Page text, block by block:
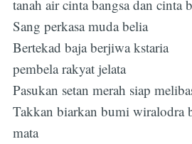
tanah air cinta bangsa dan cinta
Sang perkasa muda belia
Bertekad baja berjiwa kstaria
pembela rakyat jelata
Pasukan setan merah siap
Takkan biarkan bumi wiralodra
mata